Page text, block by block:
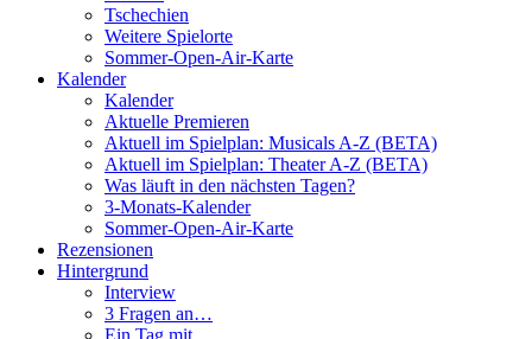
Tschechien
Weitere Spielorte
Sommer-Open-Air-Karte
Kalender
Kalender
Aktuelle Premieren
Aktuell im Spielplan: Musicals A-Z (BETA)
Aktuell im Spielplan: Theater A-Z (BETA)
Was läuft in den nächsten Tagen?
3-Monats-Kalender
Sommer-Open-Air-Karte
Rezensionen
Hintergrund
Interview
3 Fragen an…